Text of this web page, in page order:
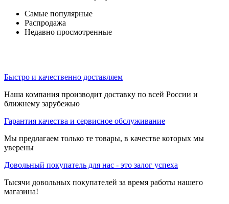
Самые популярные
Распродажа
Недавно просмотренные
Быстро и качественно доставляем
Наша компания производит доставку по всей России и
ближнему зарубежью
Гарантия качества и сервисное обслуживание
Мы предлагаем только те товары, в качестве которых мы
уверены
Довольный покупатель для нас - это залог успеха
Тысячи довольных покупателей за время работы нашего
магазина!